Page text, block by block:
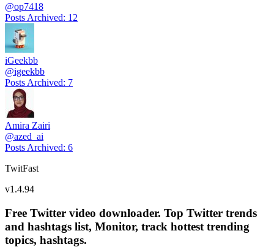
@op7418
Posts Archived: 12
iGeekbb
@igeekbb
Posts Archived: 7
Amira Zairi
@azed_ai
Posts Archived: 6
TwitFast
v1.4.94
Free Twitter video downloader. Top Twitter trends
and hashtags list, Monitor, track hottest trending
topics, hashtags.